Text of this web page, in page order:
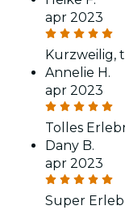
apr 2023
Kurzweilig,
Annelie H.
apr 2023
Tolles
Dany B.
apr 2023
Super